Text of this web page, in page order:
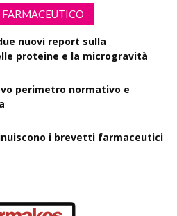
nuovi report sulla
proteine e la microgravità
perimetro normativo e
i brevetti farmaceutici